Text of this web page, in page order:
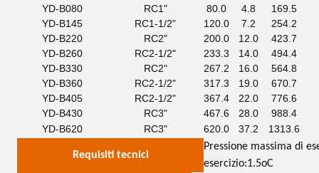
YD-B080
RC1" 80.0 4.8
169.5
YD-B145
RC1-1/2" 120.0 7.2
254.2
YD-B220
RC2" 200.0 12.0
423.7
YD-B260
RC2-1/2" 233.3 14.0
494.4
YD-B330
RC2" 267.2 16.0
564.8
YD-B360
RC2-1/2" 317.3 19.0
670.7
YD-B405
RC2-1/2" 367.4 22.0
776.6
YD-B430
RC3" 467.6 28.0
988.4
YD-B620
RC3" 620.0 37.2 1313.6
Requisiti tecnici
Pressione massima di
esercizio:1.5oC